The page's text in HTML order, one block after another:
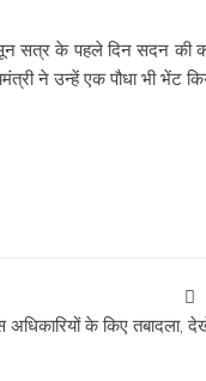
सत्र के पहले दिन सदन की
ने उन्हें एक पौधा भी भेंट
के किए तबादला,